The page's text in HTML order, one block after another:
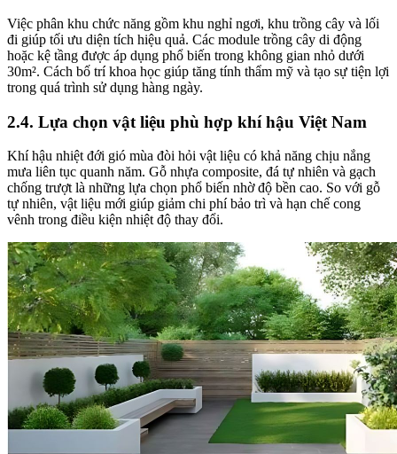
Việc phân khu chức năng gồm khu nghỉ ngơi, khu trồng cây và lối
đi giúp tối ưu diện tích hiệu quả. Các module trồng cây di động
hoặc kệ tầng được áp dụng phổ biến trong không gian nhỏ dưới
30m². Cách bố trí khoa học giúp tăng tính thẩm mỹ và tạo sự tiện lợi
trong quá trình sử dụng hàng ngày.
2.4. Lựa chọn vật liệu phù hợp khí hậu Việt Nam
Khí hậu nhiệt đới gió mùa đòi hỏi vật liệu có khả năng chịu nắng
mưa liên tục quanh năm. Gỗ nhựa composite, đá tự nhiên và gạch
chống trượt là những lựa chọn phổ biến nhờ độ bền cao. So với gỗ
tự nhiên, vật liệu mới giúp giảm chi phí bảo trì và hạn chế cong
vênh trong điều kiện nhiệt độ thay đổi.